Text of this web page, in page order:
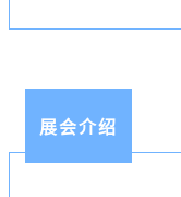
展会介绍